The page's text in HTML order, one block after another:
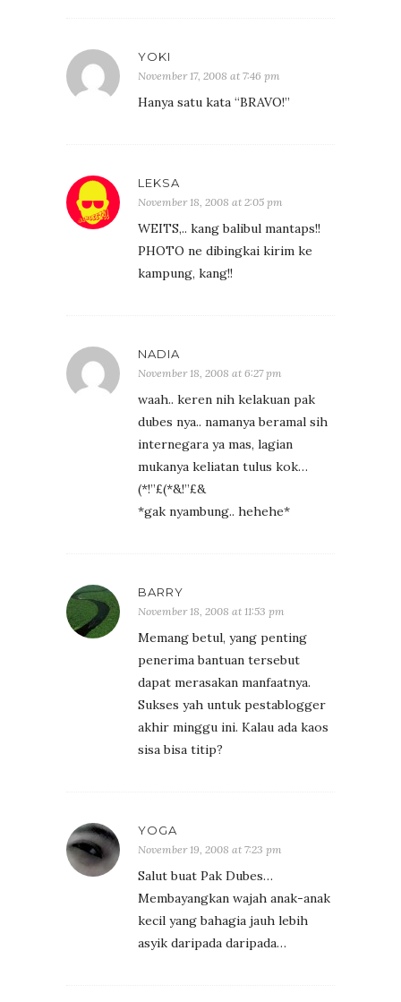
YOKI
November 17, 2008 at 7:46 pm
Hanya satu kata “BRAVO!”
LEKSA
November 18, 2008 at 2:05 pm
WEITS,.. kang balibul mantaps!!
PHOTO ne dibingkai kirim ke
kampung, kang!!
NADIA
November 18, 2008 at 6:27 pm
waah.. keren nih kelakuan pak
dubes nya.. namanya beramal sih
internegara ya mas, lagian
mukanya keliatan tulus kok…
(*!”£(*&!”£&
*gak nyambung.. hehehe*
BARRY
November 18, 2008 at 11:53 pm
Memang betul, yang penting
penerima bantuan tersebut
dapat merasakan manfaatnya.
Sukses yah untuk pestablogger
akhir minggu ini. Kalau ada kaos
sisa bisa titip?
YOGA
November 19, 2008 at 7:23 pm
Salut buat Pak Dubes…
Membayangkan wajah anak-anak
kecil yang bahagia jauh lebih
asyik daripada daripada…